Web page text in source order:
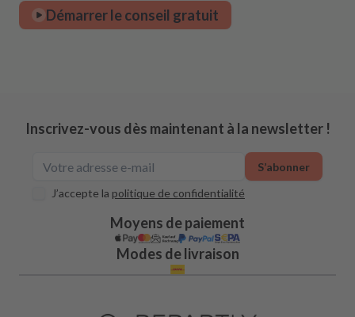
Démarrer le conseil gratuit
Inscrivez-vous dès maintenant à la newsletter !
J’accepte la politique de confidentialité
S’abonner
Moyens de paiement
Modes de livraison